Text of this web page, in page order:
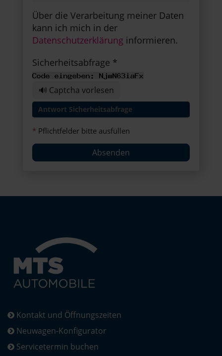
Über die Verarbeitung meiner Daten
kann ich mich in der
Datenschutzerklärung informieren.
Sicherheitsabfrage *
🔊 Captcha vorlesen
* Pflichtfelder bitte ausfüllen
Absenden
Kontakt und Öffnungszeiten
Neuwagen-Konfigurator
Servicetermin buchen